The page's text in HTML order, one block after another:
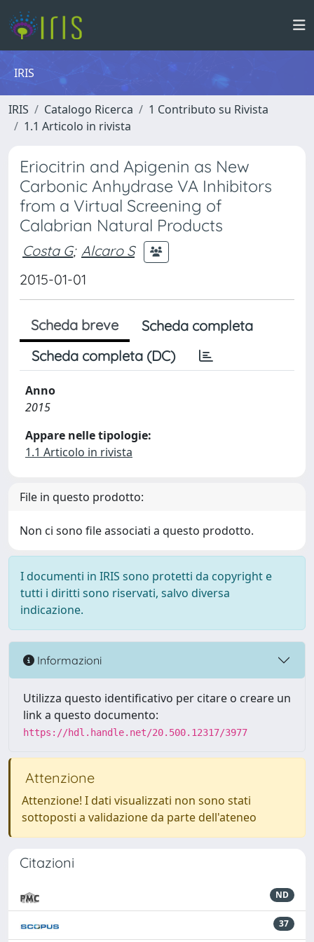
IRIS
IRIS Catalogo Ricerca
1 Contributo su Rivista
1.1 Articolo in rivista
Eriocitrin and Apigenin as New
Carbonic Anhydrase VA Inhibitors
from a Virtual Screening of
Calabrian Natural Products
Costa G; Alcaro S
2015-01-01
Scheda breve
Scheda completa
Scheda completa (DC)
Anno
2015
Appare nelle tipologie:
1.1 Articolo in rivista
File in questo prodotto:
Non ci sono file associati a questo prodotto.
I documenti in IRIS sono protetti da copyright e
tutti i diritti sono riservati, salvo diversa
indicazione.
Informazioni
Utilizza questo identificativo per citare o creare un
link a questo documento:
https://hdl.handle.net/20.500.12317/3977
Attenzione
Attenzione! I dati visualizzati non sono stati
sottoposti a validazione da parte dell'ateneo
Citazioni
ND
37